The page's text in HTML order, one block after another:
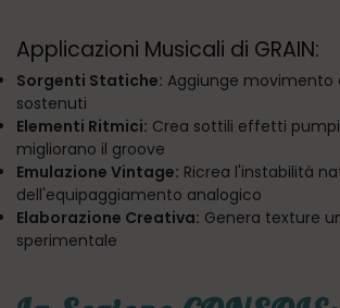
Applicazioni Musicali di GRAIN:
Sorgenti Statiche: Aggiunge movimento
sostenuti
Elementi Ritmici: Crea sottili effetti
migliorano il groove
Emulazione Vintage: Ricrea l'instabilità
dell'equipaggiamento analogico
Elaborazione Creativa: Genera texture
sperimentale